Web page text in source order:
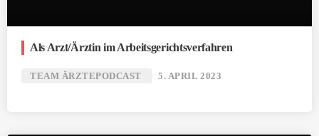
Als Arzt/Ärztin im Arbeitsgerichtsverfahren
TEAM ÄRZTEPODCAST 5. APRIL 2023